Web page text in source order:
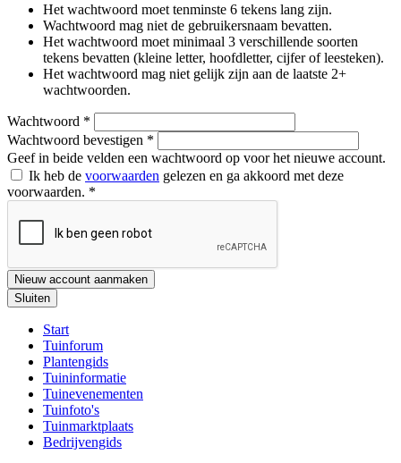
Het wachtwoord moet tenminste 6 tekens lang zijn.
Wachtwoord mag niet de gebruikersnaam bevatten.
Het wachtwoord moet minimaal 3 verschillende soorten
tekens bevatten (kleine letter, hoofdletter, cijfer of leesteken).
Het wachtwoord mag niet gelijk zijn aan de laatste 2+
wachtwoorden.
Wachtwoord *
Wachtwoord bevestigen *
Geef in beide velden een wachtwoord op voor het nieuwe account.
Ik heb de voorwaarden gelezen en ga akkoord met deze
voorwaarden. *
Nieuw account aanmaken
Sluiten
Start
Tuinforum
Plantengids
Tuininformatie
Tuinevenementen
Tuinfoto's
Tuinmarktplaats
Bedrijvengids